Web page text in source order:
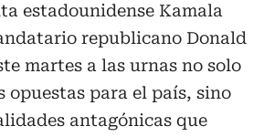
estadounidense Kamala
republicano Donald
martes a las urnas no solo
opuestas para el país, sino
antagónicas que